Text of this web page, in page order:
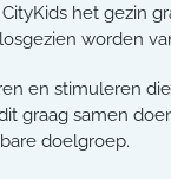
het gezin
worden
en stimuleren
graag samen
doelgroep.